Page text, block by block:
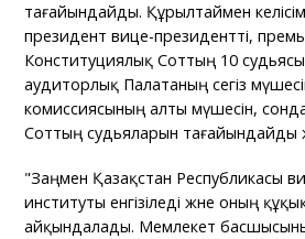
тағайындайды. Құрылтаймен
президент вице-президентті,
Конституциялық Соттың 10
аудиторлық Палатаның сегіз
комиссиясының алты мүшесін,
Соттың судьяларын тағайындайды
"Заңмен Қазақстан Республикасы
институты енгізіледі және оның
айқындалады. Мемлекет